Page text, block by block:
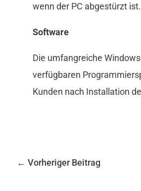
wenn der PC abgestürzt ist.
Software
Die umfangreiche
verfügbaren
Kunden nach Installation
← Vorheriger Beitrag